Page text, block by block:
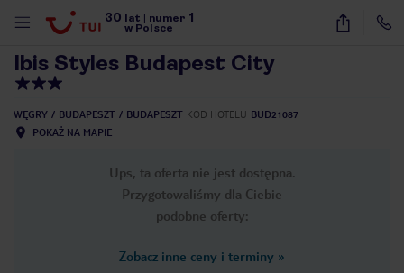
30 lat numer 1
w Polsce
40
Ibis Styles Budapest City
WĘGRY BUDAPESZT BUDAPESZT KOD HOTELU BUD21087
POKAŻ NA MAPIE
Ups, ta oferta nie jest dostępna.
Przygotowaliśmy dla Ciebie
podobne oferty:
Zobacz inne ceny i terminy »